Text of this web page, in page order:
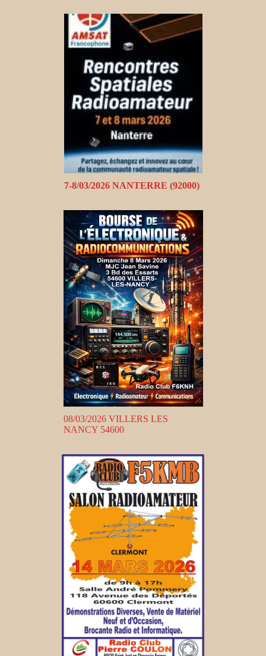
7-8/03/2026 NANTERRE (92000)
08/03/2026 VILLERS LES
NANCY 54600